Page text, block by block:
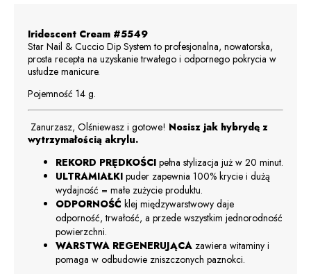
Iridescent Cream #5549
Star Nail & Cuccio Dip System to profesjonalna, nowatorska,
prosta recepta na uzyskanie trwałego i odpornego pokrycia w
usłudze manicure.
Pojemność 14 g.
Zanurzasz, Olśniewasz i gotowe! Nosisz jak hybrydę z
wytrzymałością akrylu.
REKORD PRĘDKOŚCI pełna stylizacja już w 20 minut.
ULTRAMIAŁKI puder zapewnia 100% krycie i dużą
wydajność = małe zużycie produktu.
ODPORNOŚĆ klej międzywarstwowy daje
odporność, trwałość, a przede wszystkim jednorodność
powierzchni.
WARSTWA REGENERUJĄCA zawiera witaminy i
pomaga w odbudowie zniszczonych paznokci.